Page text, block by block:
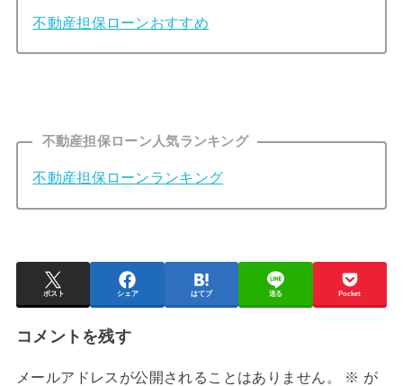
不動産担保ローンおすすめ
不動産担保ローン人気ランキング
不動産担保ローンランキング
ポスト シェア はてブ 送る Pocket
コメントを残す
メールアドレスが公開されることはありません。 ※ が